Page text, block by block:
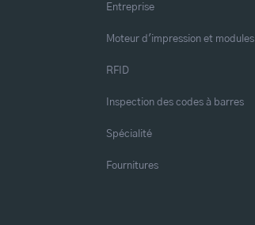
Entreprise
Moteur d'impression et modules
RFID
Inspection des codes à barres
Spécialité
Fournitures